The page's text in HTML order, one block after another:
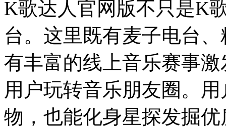
K歌达人官网版不只是K
台。这里既有麦子电台
有丰富的线上音乐赛事
用户玩转音乐朋友圈。
物，也能化身星探发掘